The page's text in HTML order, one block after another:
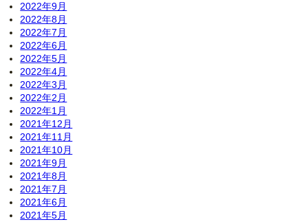
2022年9月
2022年8月
2022年7月
2022年6月
2022年5月
2022年4月
2022年3月
2022年2月
2022年1月
2021年12月
2021年11月
2021年10月
2021年9月
2021年8月
2021年7月
2021年6月
2021年5月